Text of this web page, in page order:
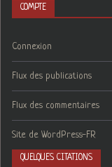
COMPTE
Connexion
Flux des publications
Flux des commentaires
Site de WordPress-FR
QUELQUES CITATIONS